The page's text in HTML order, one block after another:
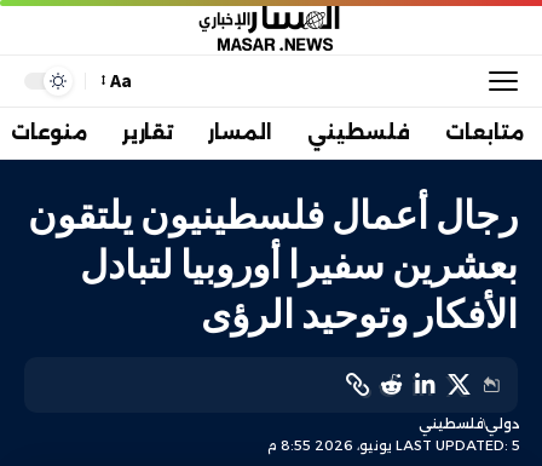
Aa
متابعات فلسطيني المسار تقارير منوعات
رجال أعمال فلسطينيون يلتقون
بعشرين سفيرا أوروبيا لتبادل
الأفكار وتوحيد الرؤى
LAST UPDATED: 5 يونيو، 2026 8:55 م
دوليفلسطيني